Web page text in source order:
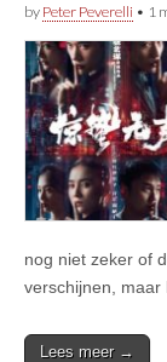
by Peter Peverelli • 1
nog niet zeker of
verschijnen, maar
Lees meer →